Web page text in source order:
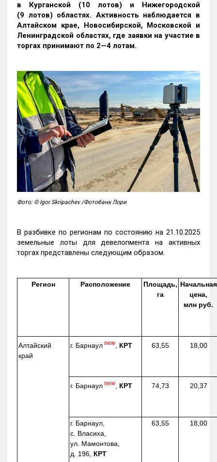
в Курганской (10 лотов) и Нижегородской
(9 лотов) областях. Активность наблюдается в
Алтайском крае, Новосибирской, Московской и
Ленинградской областях, где заявки на участие в
торгах принимают по 2—4 лотам.
Фото: © Igor Skripachev /Фотобанк Лори
В разбивке по регионам по состоянию на 21.10.2025
земельные лоты для девелопмента на активных
торгах представлены следующим образом.
Регион Расположение
Площадь,
га
Начальная
цена,
млн руб.
Алтайский
край
г. Барнаул new КРТ 63,55 18,00
г. Барнаул new КРТ 74,73 20,37
г. Барнаул,
с. Власиха,
ул. Мамонтова,
д. 196, КРТ
63,55 18,00